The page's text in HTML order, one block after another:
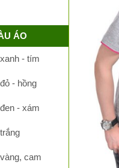
ÁO
- tím
- hồng
- xám
cam